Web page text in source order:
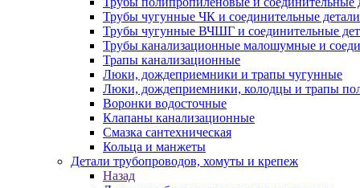
Трубы чугунные ЧК и соединительные детали
Трубы чугунные ВЧШГ и соединительные
Трубы канализационные малошумные и
Трапы канализационные
Люки, дождеприемники и трапы чугунные
Люки, дождеприемники, колодцы и трапы
Воронки водосточные
Клапаны канализационные
Смазка сантехническая
Кольца и манжеты
Детали трубопроводов, хомуты и крепеж
Назад